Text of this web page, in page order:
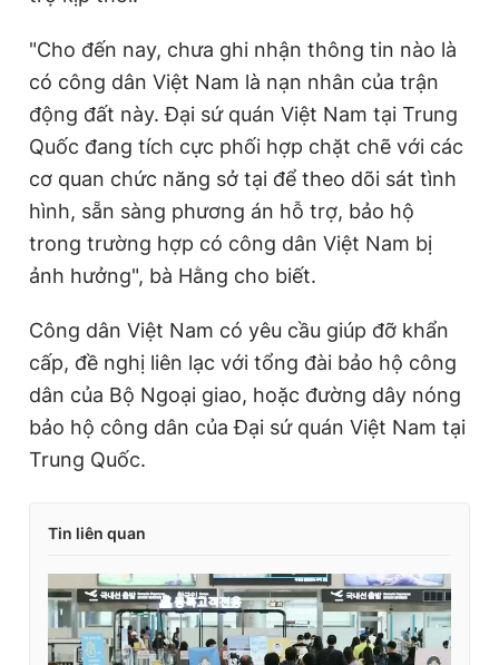
"Cho đến nay, chưa ghi nhận thông tin nào là
có công dân Việt Nam là nạn nhân của trận
động đất này. Đại sứ quán Việt Nam tại Trung
Quốc đang tích cực phối hợp chặt chẽ với các
cơ quan chức năng sở tại để theo dõi sát tình
hình, sẵn sàng phương án hỗ trợ, bảo hộ
trong trường hợp có công dân Việt Nam bị
ảnh hưởng", bà Hằng cho biết.
Công dân Việt Nam có yêu cầu giúp đỡ khẩn
cấp, đề nghị liên lạc với tổng đài bảo hộ công
dân của Bộ Ngoại giao, hoặc đường dây nóng
bảo hộ công dân của Đại sứ quán Việt Nam tại
Trung Quốc.
Tin liên quan